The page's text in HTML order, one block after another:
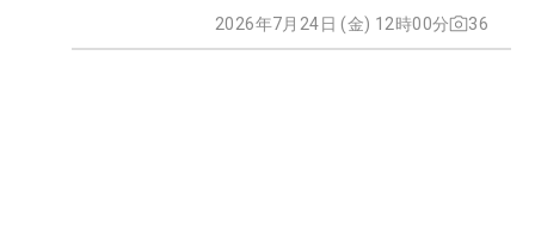
2026年7月24日 (金) 12時00分 36